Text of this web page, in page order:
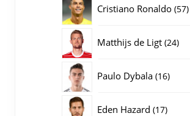
Cristiano Ronaldo 5757
Matthijs de Ligt 2424
Paulo Dybala 1616
Eden Hazard 1717